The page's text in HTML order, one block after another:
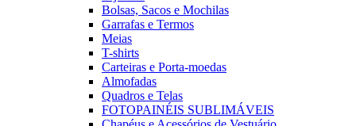
Bolsas, Sacos e Mochilas
Garrafas e Termos
Meias
T-shirts
Carteiras e Porta-moedas
Almofadas
Quadros e Telas
FOTOPAINÉIS SUBLIMÁVEIS